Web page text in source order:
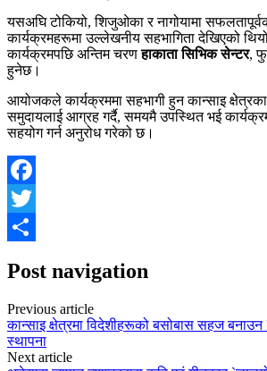
यसअघि टोकियो, शिजुओका र नागोयामा
कार्यक्रमहरूमा उल्लेखनीय सहभागिता देखिएको
कार्यक्रमपछि अन्तिम चरणहाकाता सिभिक सेन्टर,
हुनेछ।
आयोजकले कार्यक्रममा सहभागी हुन कान्साइ क्षेत्रका
समुदायलाई आग्रह गर्दै, समयमै उपस्थित भई
सहयोग गर्न अनुरोध गरेको छ।
Facebook
Twitter
Post navigation
Previous article
कान्साइ क्षेत्रमा विदेशीहरूको बसोबास सहज
स्थापना
Next article